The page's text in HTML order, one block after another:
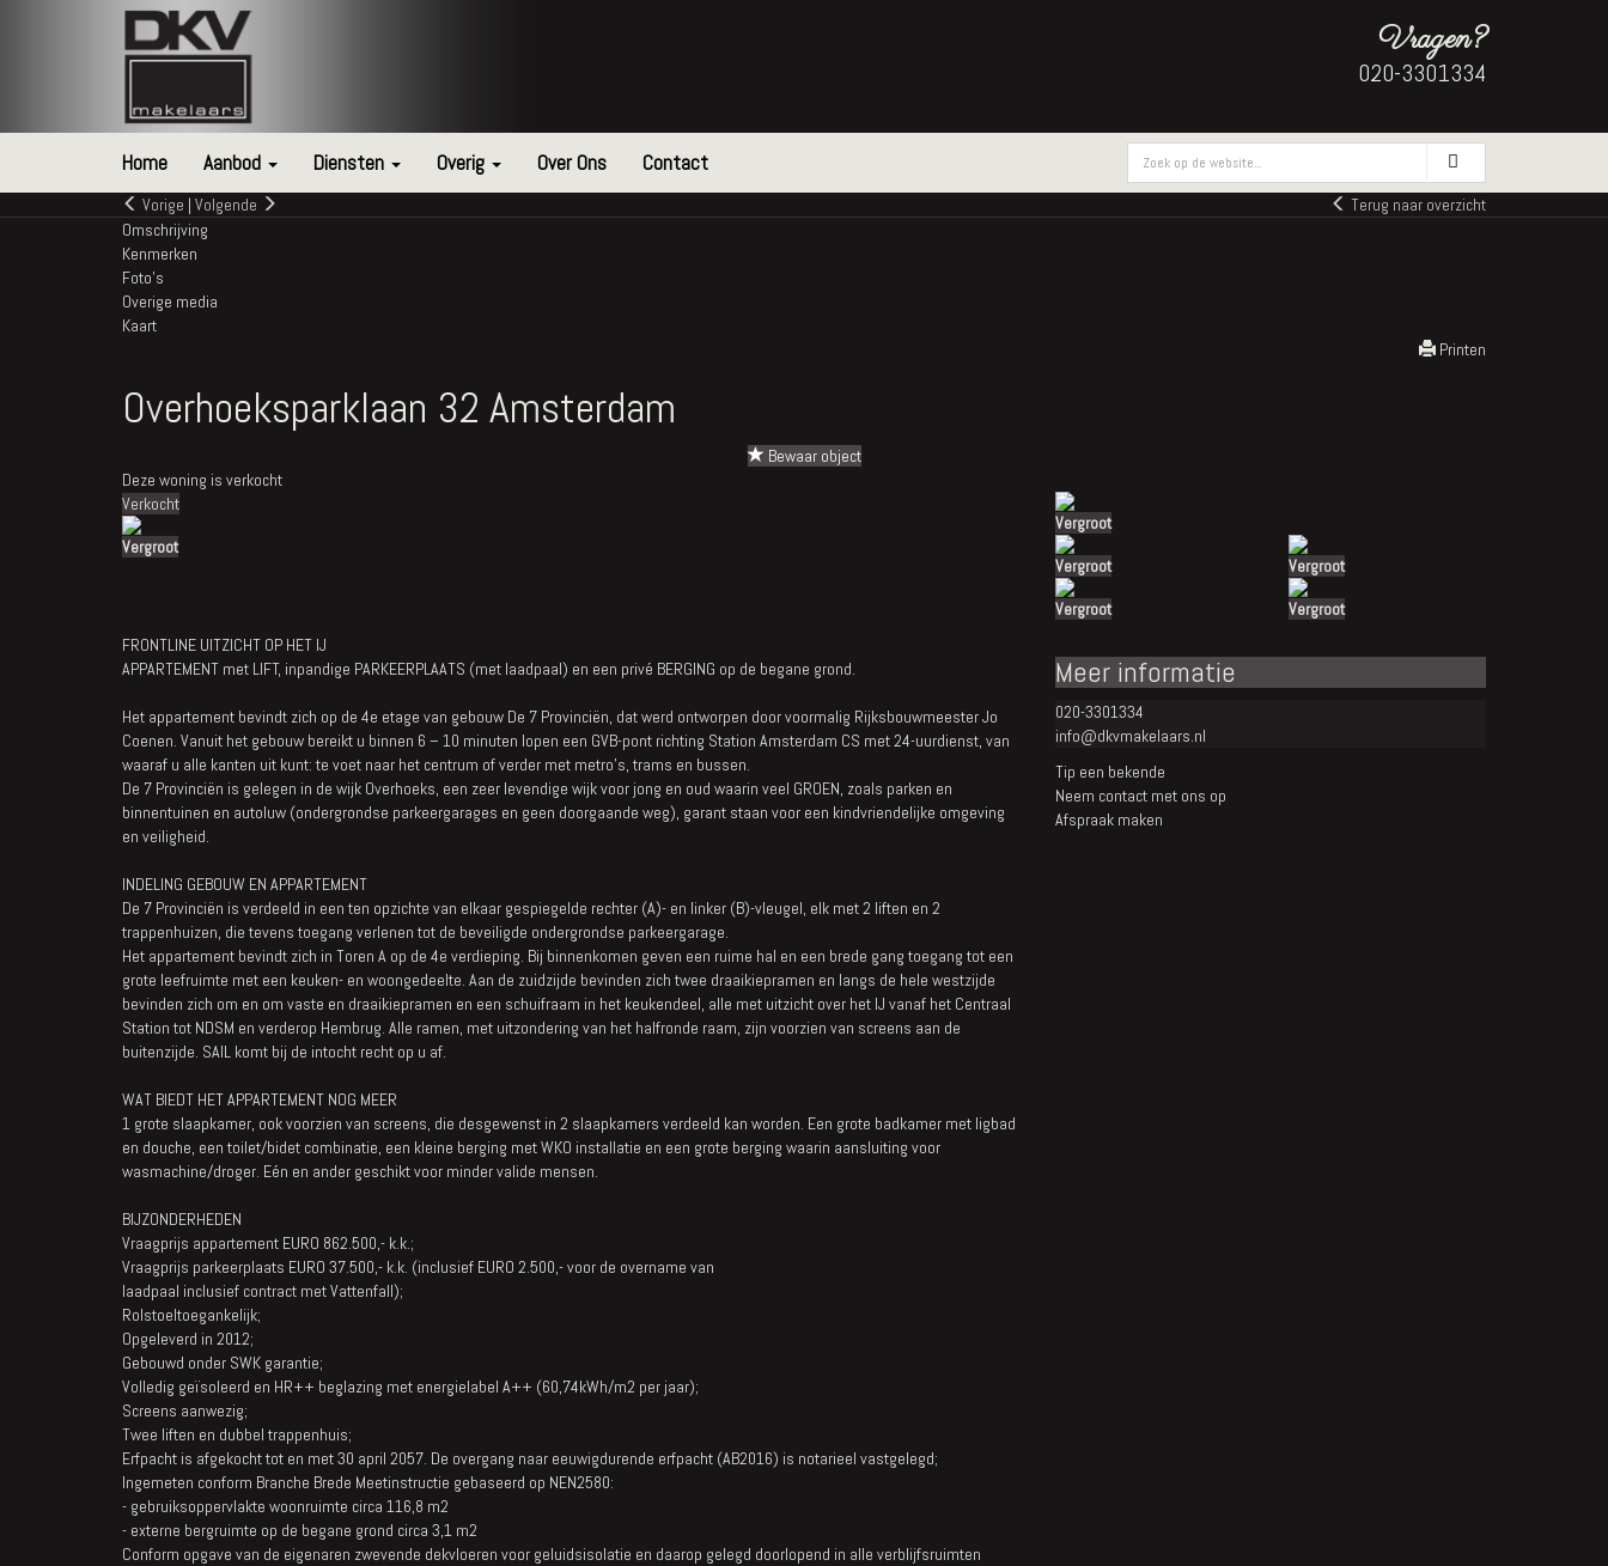
Vragen?
020-3301334
Home Aanbod Diensten Overig Over Ons Contact
Vorige | Volgende
Terug naar overzicht
Omschrijving
Kenmerken
Foto's
Overige media
Kaart
Printen
Overhoeksparklaan 32 Amsterdam
Bewaar object
Deze woning is verkocht
Verkocht
Vergroot
Vergroot
Vergroot
Vergroot
Vergroot
Vergroot
FRONTLINE UITZICHT OP HET IJ
APPARTEMENT met LIFT, inpandige PARKEERPLAATS (met laadpaal) en een privé BERGING op de begane grond.
Het appartement bevindt zich op de 4e etage van gebouw De 7 Provinciën, dat werd ontworpen door voormalig Rijksbouwmeester Jo
Coenen. Vanuit het gebouw bereikt u binnen 6 – 10 minuten lopen een GVB-pont richting Station Amsterdam CS met 24-uurdienst, van
waaraf u alle kanten uit kunt: te voet naar het centrum of verder met metro's, trams en bussen.
De 7 Provinciën is gelegen in de wijk Overhoeks, een zeer levendige wijk voor jong en oud waarin veel GROEN, zoals parken en
binnentuinen en autoluw (ondergrondse parkeergarages en geen doorgaande weg), garant staan voor een kindvriendelijke omgeving
en veiligheid.
INDELING GEBOUW EN APPARTEMENT
De 7 Provinciën is verdeeld in een ten opzichte van elkaar gespiegelde rechter (A)- en linker (B)-vleugel, elk met 2 liften en 2
trappenhuizen, die tevens toegang verlenen tot de beveiligde ondergrondse parkeergarage.
Het appartement bevindt zich in Toren A op de 4e verdieping. Bij binnenkomen geven een ruime hal en een brede gang toegang tot een
grote leefruimte met een keuken- en woongedeelte. Aan de zuidzijde bevinden zich twee draaikiepramen en langs de hele westzijde
bevinden zich om en om vaste en draaikiepramen en een schuifraam in het keukendeel, alle met uitzicht over het IJ vanaf het Centraal
Station tot NDSM en verderop Hembrug. Alle ramen, met uitzondering van het halfronde raam, zijn voorzien van screens aan de
buitenzijde. SAIL komt bij de intocht recht op u af.
WAT BIEDT HET APPARTEMENT NOG MEER
1 grote slaapkamer, ook voorzien van screens, die desgewenst in 2 slaapkamers verdeeld kan worden. Een grote badkamer met ligbad
en douche, een toilet/bidet combinatie, een kleine berging met WKO installatie en een grote berging waarin aansluiting voor
wasmachine/droger. Eén en ander geschikt voor minder valide mensen.
BIJZONDERHEDEN
Vraagprijs appartement EURO 862.500,- k.k.;
Vraagprijs parkeerplaats EURO 37.500,- k.k. (inclusief EURO 2.500,- voor de overname van
laadpaal inclusief contract met Vattenfall);
Rolstoeltoegankelijk;
Opgeleverd in 2012;
Gebouwd onder SWK garantie;
Volledig geïsoleerd en HR++ beglazing met energielabel A++ (60,74kWh/m2 per jaar);
Screens aanwezig;
Twee liften en dubbel trappenhuis;
Erfpacht is afgekocht tot en met 30 april 2057. De overgang naar eeuwigdurende erfpacht (AB2016) is notarieel vastgelegd;
Ingemeten conform Branche Brede Meetinstructie gebaseerd op NEN2580:
- gebruiksoppervlakte woonruimte circa 116,8 m2
- externe bergruimte op de begane grond circa 3,1 m2
Conform opgave van de eigenaren zwevende dekvloeren voor geluidsisolatie en daarop gelegd doorlopend in alle verblijfsruimten
Meer informatie
020-3301334
info@dkvmakelaars.nl
Tip een bekende
Neem contact met ons op
Afspraak maken